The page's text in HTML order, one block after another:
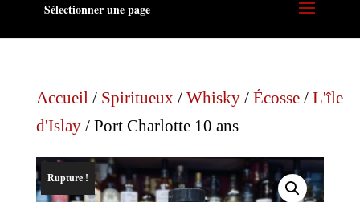
Sélectionner une page
Accueil/ Spiritueux/ Whisky/ Écosse/ L'île
d'Islay/ Port Charlotte 10 ans
Rupture !